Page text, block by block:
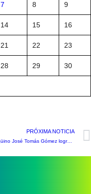
7 8 9
14 15 16
21 22 23
28 29 30
PRÓXIMA NOTICIA
Aconcagüino José Tomás Gómez logra histórica medalla de plata en el Crankworx World Tour de Canadá